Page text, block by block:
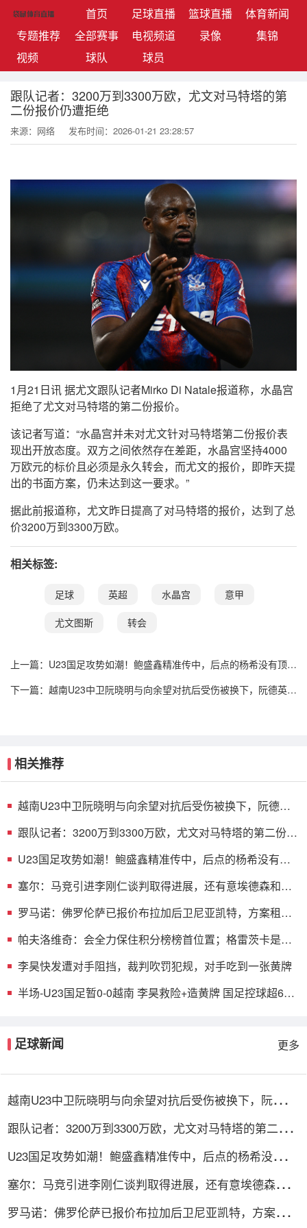
首页(current)足球直播 篮球直播
体育新闻
专题推荐
全部赛事 电视频道 录像
集锦
视频
球队 球员
跟队记者：3200万到3300万欧，尤文对马特塔的第
二份报价仍遭拒绝
来源：网络 发布时间：2026-01-21 23:28:57
1月21日讯 据尤文跟队记者Mirko Di Natale报道称，水晶宫
拒绝了尤文对马特塔的第二份报价。
该记者写道：“水晶宫并未对尤文针对马特塔第二份报价表
现出开放态度。双方之间依然存在差距，水晶宫坚持4000
万欧元的标价且必须是永久转会，而尤文的报价，即昨天提
出的书面方案，仍未达到这一要求。”
据此前报道称，尤文昨日提高了对马特塔的报价，达到了总
价3200万到3300万欧。
相关标签:
足球 英超 水晶宫 意甲
尤文图斯 转会
上一篇： U23国足攻势如潮！鲍盛鑫精准传中，后点的杨希没有顶到
下一篇： 越南U23中卫阮晓明与向余望对抗后受伤被换下，阮德英替
相关推荐
越南U23中卫阮晓明与向余望对抗后受伤被换下，阮德英
跟队记者：3200万到3300万欧，尤文对马特塔的第二份报
U23国足攻势如潮！鲍盛鑫精准传中，后点的杨希没有顶
塞尔：马竞引进李刚仁谈判取得进展，还有意埃德森和若
罗马诺：佛罗伦萨已报价布拉加后卫尼亚凯特，方案租借
帕夫洛维奇：会全力保住积分榜榜首位置；格雷茨卡是我
李昊快发遭对手阻挡，裁判吹罚犯规，对手吃到一张黄牌
半场-U23国足暂0-0越南 李昊救险+造黄牌 国足控球超6成
足球新闻 更多
越南U23中卫阮晓明与向余望对抗后受伤被换下，阮德英
跟队记者：3200万到3300万欧，尤文对马特塔的第二份
U23国足攻势如潮！鲍盛鑫精准传中，后点的杨希没有顶
塞尔：马竞引进李刚仁谈判取得进展，还有意埃德森和若
罗马诺：佛罗伦萨已报价布拉加后卫尼亚凯特，方案租借